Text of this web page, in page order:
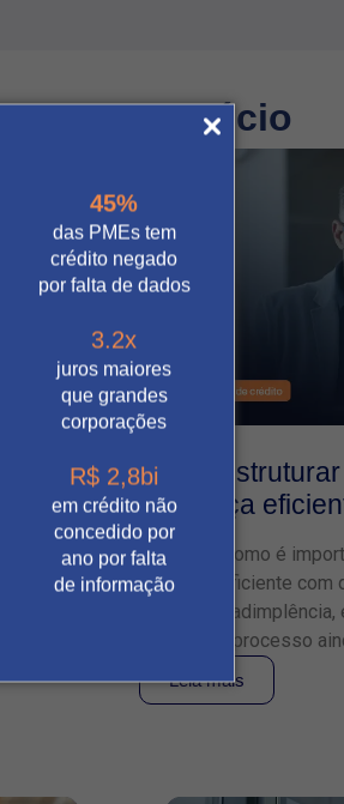
45%
das PMEs tem
crédito negado
por falta de dados
3.2x
juros maiores
que grandes
corporações
R$ 2,8bi
em crédito não
concedido por
ano por falta
de informação
seu negócio
e a
Como
cobrança
Descubra como é
cobrança eficiente com
reduzir a
tornando o processo
Leia mais